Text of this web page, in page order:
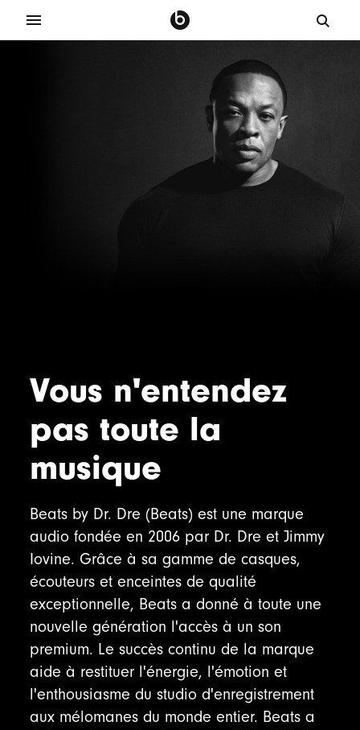
Vous n'entendez
pas toute la
musique
Beats by Dr. Dre (Beats) est une marque
audio fondée en 2006 par Dr. Dre et Jimmy
Iovine. Grâce à sa gamme de casques,
écouteurs et enceintes de qualité
exceptionnelle, Beats a donné à toute une
nouvelle génération l'accès à un son
premium. Le succès continu de la marque
aide à restituer l'énergie, l'émotion et
l'enthousiasme du studio d'enregistrement
aux mélomanes du monde entier. Beats a